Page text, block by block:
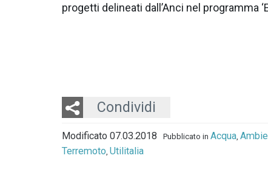
progetti delineati dall’Anci nel programma
Condividi
Twitter
LinkedIn
Email
Modificato 07.03.2018 Pubblicato in Acqua
Terremoto Utilitalia